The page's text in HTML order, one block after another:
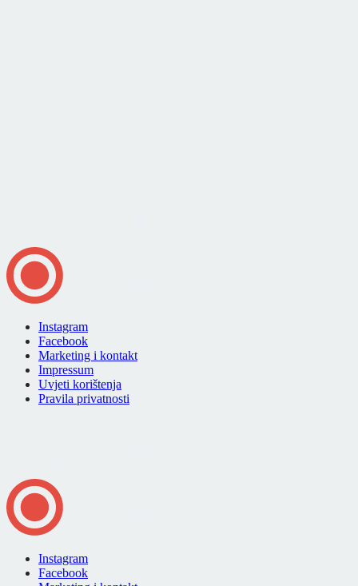
Instagram
Facebook
Marketing i kontakt
Impressum
Uvjeti korištenja
Pravila privatnosti
Instagram
Facebook